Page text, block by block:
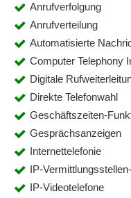
Anrufverfolgung
Anrufverteilung
Automatisierte
Computer Telephony
Digitale
Direkte Telefonwahl
Geschäftszeiten-
Gesprächsanzeigen
Internettelefonie
IP-
IP-Videotelefone